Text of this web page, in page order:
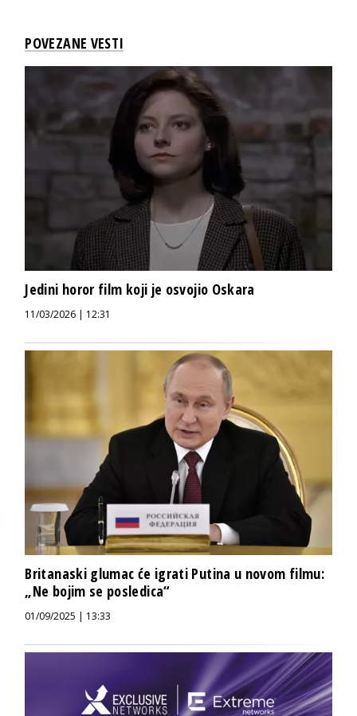
POVEZANE VESTI
Jedini horor film koji je osvojio Oskara
11/03/2026 | 12:31
Britanaski glumac će igrati Putina u novom filmu:
„Ne bojim se posledica“
01/09/2025 | 13:33